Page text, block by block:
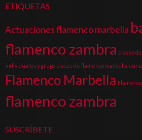
ETIQUETAS
Actuaciones flamenco marbella
flamenco zambra clases
individuales y grupo clases de flamenco marbella
Flamenco Marbella
flamenco zambra
SUSCRÍBETE